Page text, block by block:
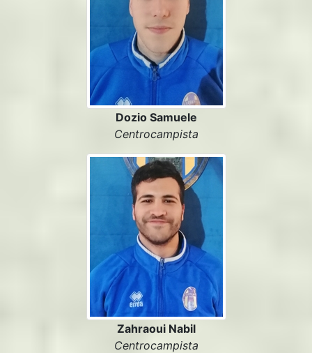
Dozio Samuele
Centrocampista
Zahraoui Nabil
Centrocampista